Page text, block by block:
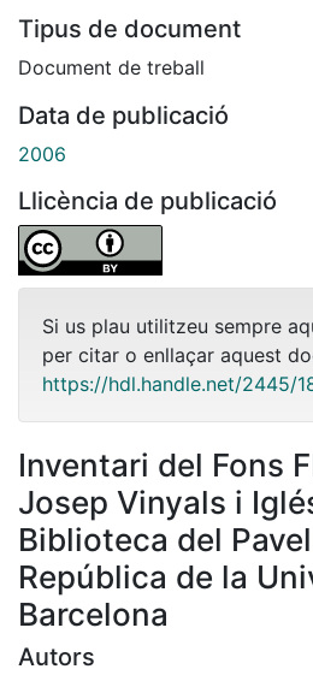
Tipus de document
Document de treball
Data de publicació
2006
Llicència de publicació
Si us plau utilitzeu sempre
per citar o enllaçar aquest
https://hdl.handle.net/2445/
Inventari del Fons
Josep Vinyals i
Biblioteca del
República de la
Barcelona
Autors